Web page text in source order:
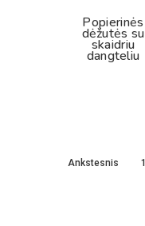
Popierinės
dėžutės su
skaidriu
dangteliu
Ankstesnis 1